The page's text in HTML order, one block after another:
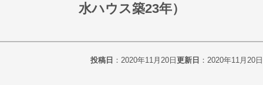
水ハウス築23年）
投稿日 ：2020年11月20日 更新日 ：2020年11月20日